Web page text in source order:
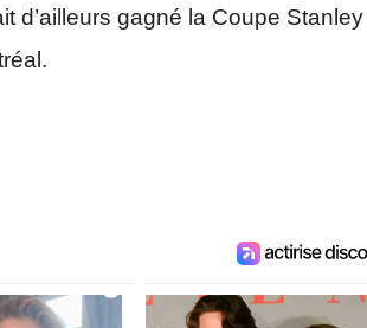
d’ailleurs gagné la Coupe Stanley